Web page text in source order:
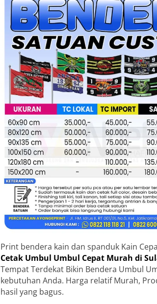
Print bendera kain dan spanduk Kain
Cetak Umbul Umbul Cepat Murah di
Tempat Terdekat Bikin Bendera Umbul
kebutuhan Anda. Harga relatif Murah,
hasil yang bagus.